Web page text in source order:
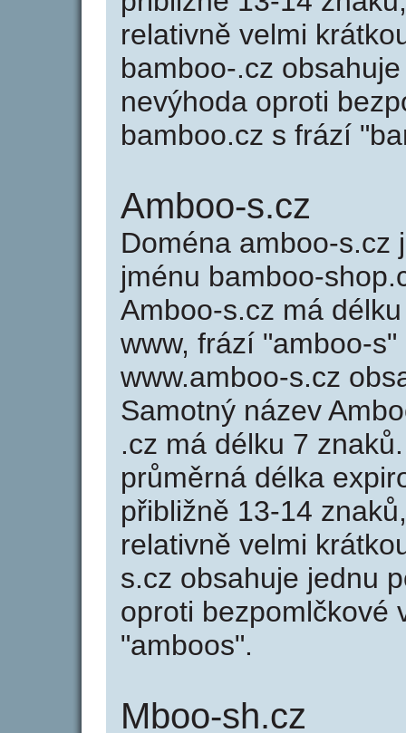
relativně velmi
bamboo-.cz
nevýhoda oproti
bamboo.cz s frází
Amboo-s.cz
Doména amboo-s.cz
jménu bamboo-
Amboo-s.cz má
www, frází "amboo-
www.amboo-s.cz
Samotný název
.cz má délku 7
průměrná délka
přibližně 13-14
relativně velmi
s.cz obsahuje jednu
oproti bezpomlčkové
"amboos".
Mboo-sh.cz